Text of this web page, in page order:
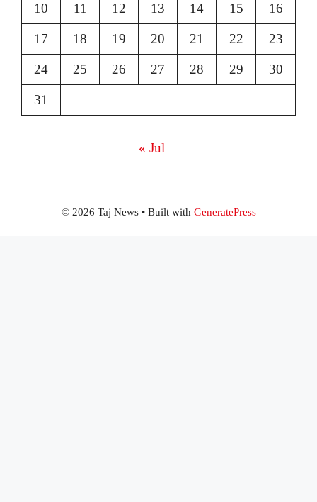
10 11 12 13 14 15 16
17 18 19 20 21 22 23
24 25 26 27 28 29 30
31
« Jul
© 2026 Taj News• Built with GeneratePress